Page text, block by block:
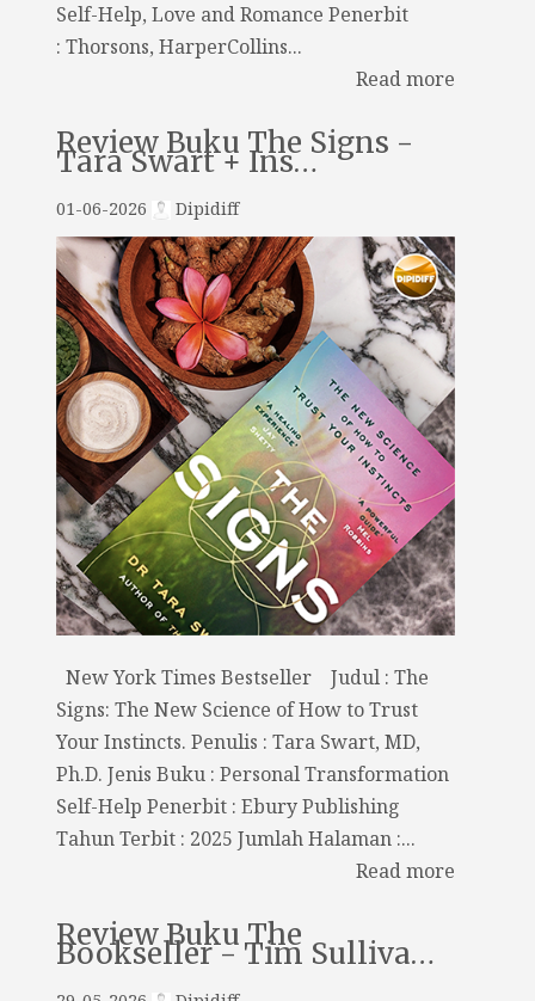
Self-Help, Love and Romance Penerbit
: Thorsons, HarperCollins...
Read more
Review Buku The Signs -
Tara Swart + Ins…
01-06-2026 Dipidiff
New York Times Bestseller Judul : The
Signs: The New Science of How to Trust
Your Instincts. Penulis : Tara Swart, MD,
Ph.D. Jenis Buku : Personal Transformation
Self-Help Penerbit : Ebury Publishing
Tahun Terbit : 2025 Jumlah Halaman :...
Read more
Review Buku The
Bookseller - Tim Sulliva…